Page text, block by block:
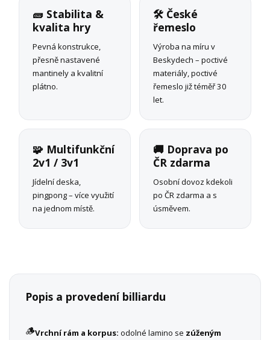
🧱 Stabilita &
kvalita hry
Pevná konstrukce,
přesně nastavené
mantinely a kvalitní
plátno.
🛠 České
řemeslo
Výroba na míru v
Beskydech – poctivé
materiály, poctivé
řemeslo již téměř 30
let.
🧩 Multifunkční
2v1 / 3v1
Jídelní deska,
pingpong – více využití
na jednom místě.
🚚 Doprava po
ČR zdarma
Osobní dovoz kdekoli
po ČR zdarma a s
úsměvem.
Popis a provedení billiardu
🪵Vrchní rám a korpus: odolné lamino se zúženým